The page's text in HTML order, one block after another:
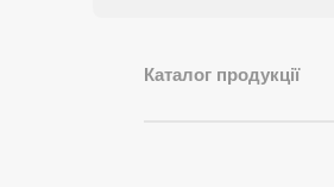
Каталог продукції